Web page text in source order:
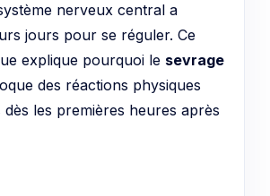
nerveux central a
jours pour se réguler. Ce
explique pourquoi le sevrage
des réactions physiques
les premières heures après